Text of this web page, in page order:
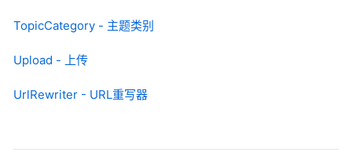
TopicCategory - 主题类别
Upload - 上传
UrlRewriter - URL重写器